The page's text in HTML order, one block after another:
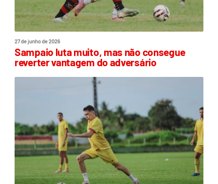
27 de junho de 2026
Sampaio luta muito, mas não consegue
reverter vantagem do adversário